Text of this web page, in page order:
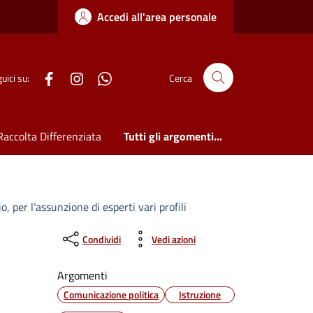
Accedi all'area personale
su: Cerca
Differenziata Tutti gli argomenti...
per l’assunzione di esperti vari profili
Condividi Vedi azioni
Argomenti
Comunicazione politica
Istruzione